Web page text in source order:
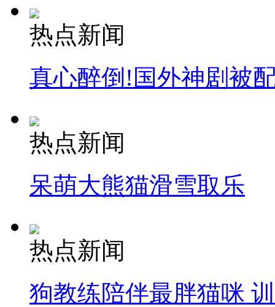
热点新闻
真心醉倒!国外神剧被
热点新闻
呆萌大熊猫滑雪取乐
热点新闻
狗教练陪伴最胖猫咪